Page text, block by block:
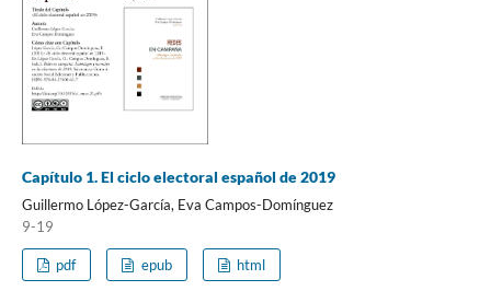
Capítulo 1. El ciclo electoral español de 2019
Guillermo López-García, Eva Campos-Domínguez
9-19
pdf epub html